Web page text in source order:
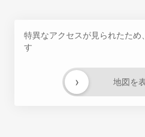
特異なアクセスが見られたため
す
地図を
›